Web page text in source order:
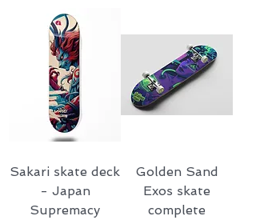
Sakari skate deck
- Japan
Supremacy
Golden Sand
Exos skate
complete